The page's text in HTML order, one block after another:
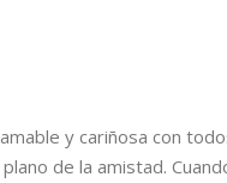
y cariñosa con
de la amistad.